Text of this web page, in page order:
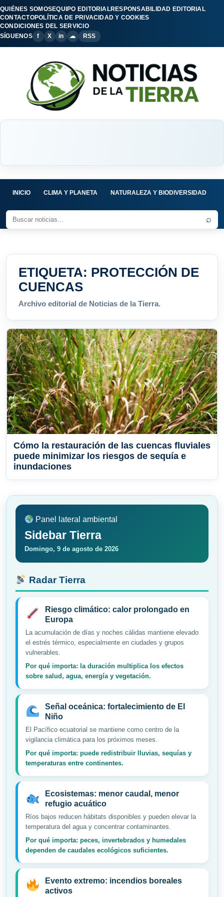
QUIÉNES SOMOSEQUIPO EDITORIALRESPONSABILIDAD EDITORIAL
CONTACTOPOLÍTICA DE PRIVACIDAD Y COOKIES
CONDICIONES DEL SERVICIO
SÍGUENOS
f X in ☁ RSS
INICIO CLIMA Y PLANETA NATURALEZA Y BIODIVERSIDAD
⌕
ETIQUETA: PROTECCIÓN DE
CUENCAS
Archivo editorial de Noticias de la Tierra.
Cómo la restauración de las cuencas fluviales
puede minimizar los riesgos de sequía e
inundaciones
Panel lateral ambiental
Sidebar Tierra
Domingo, 9 de agosto de 2026
Radar Tierra
Riesgo climático: calor prolongado en
Europa
La acumulación de días y noches cálidas mantiene elevado
el estrés térmico, especialmente en ciudades y grupos
vulnerables.
Por qué importa: la duración multiplica los efectos
sobre salud, agua, energía y vegetación.
Señal oceánica: fortalecimiento de El
Niño
El Pacífico ecuatorial se mantiene como centro de la
vigilancia climática para los próximos meses.
Por qué importa: puede redistribuir lluvias, sequías y
temperaturas entre continentes.
Ecosistemas: menor caudal, menor
refugio acuático
Ríos bajos reducen hábitats disponibles y pueden elevar la
temperatura del agua y concentrar contaminantes.
Por qué importa: peces, invertebrados y humedales
dependen de caudales ecológicos suficientes.
Evento extremo: incendios boreales
activos